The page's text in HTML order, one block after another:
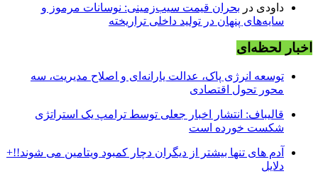
داودی در بحران قیمت سیب‌زمینی: نوسانات مرموز و
سایه‌های پنهان در تولید داخلی تراریخته
اخبار لحظه‌ای
توسعه انرژی پاک، عدالت یارانه‌ای و اصلاح مدیریت، سه
محور تحول اقتصادی
قالیباف: انتشار اخبار جعلی توسط ترامپ یک استراتژی
شکست خورده است
آدم های تنها بیشتر از دیگران دچار کمبود ویتامین می شوند!!+
دلایل